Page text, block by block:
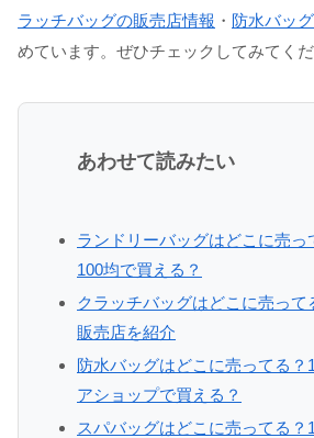
ラッチバッグの販売店情報 ・ 防水バッ
めています。ぜひチェックしてみてくだ
あわせて読みたい
ランドリーバッグはどこに売っ
100均で買える？
クラッチバッグはどこに売って
販売店を紹介
防水バッグはどこに売ってる？
アショップで買える？
スパバッグはどこに売ってる？